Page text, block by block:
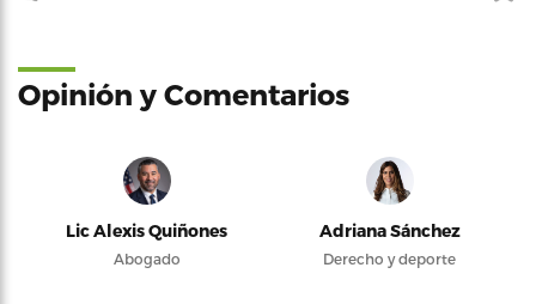
Opinión y Comentarios
Lic Alexis Quiñones
Abogado
Adriana Sánchez
Derecho y deporte